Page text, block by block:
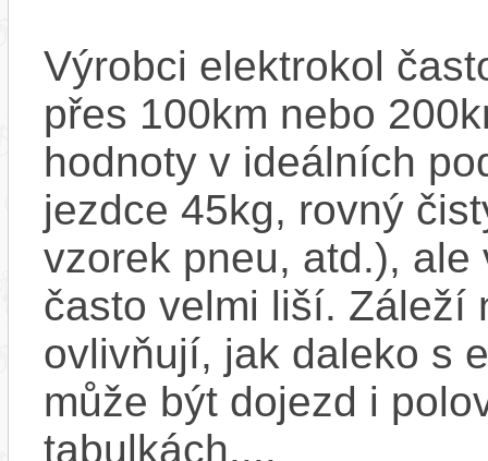
Výrobci elektrokol
přes 100km nebo
hodnoty v ideálních
jezdce 45kg, rovný
vzorek pneu, atd.),
často velmi liší. Záleží
ovlivňují, jak daleko s
může být dojezd i
tabulkách,...